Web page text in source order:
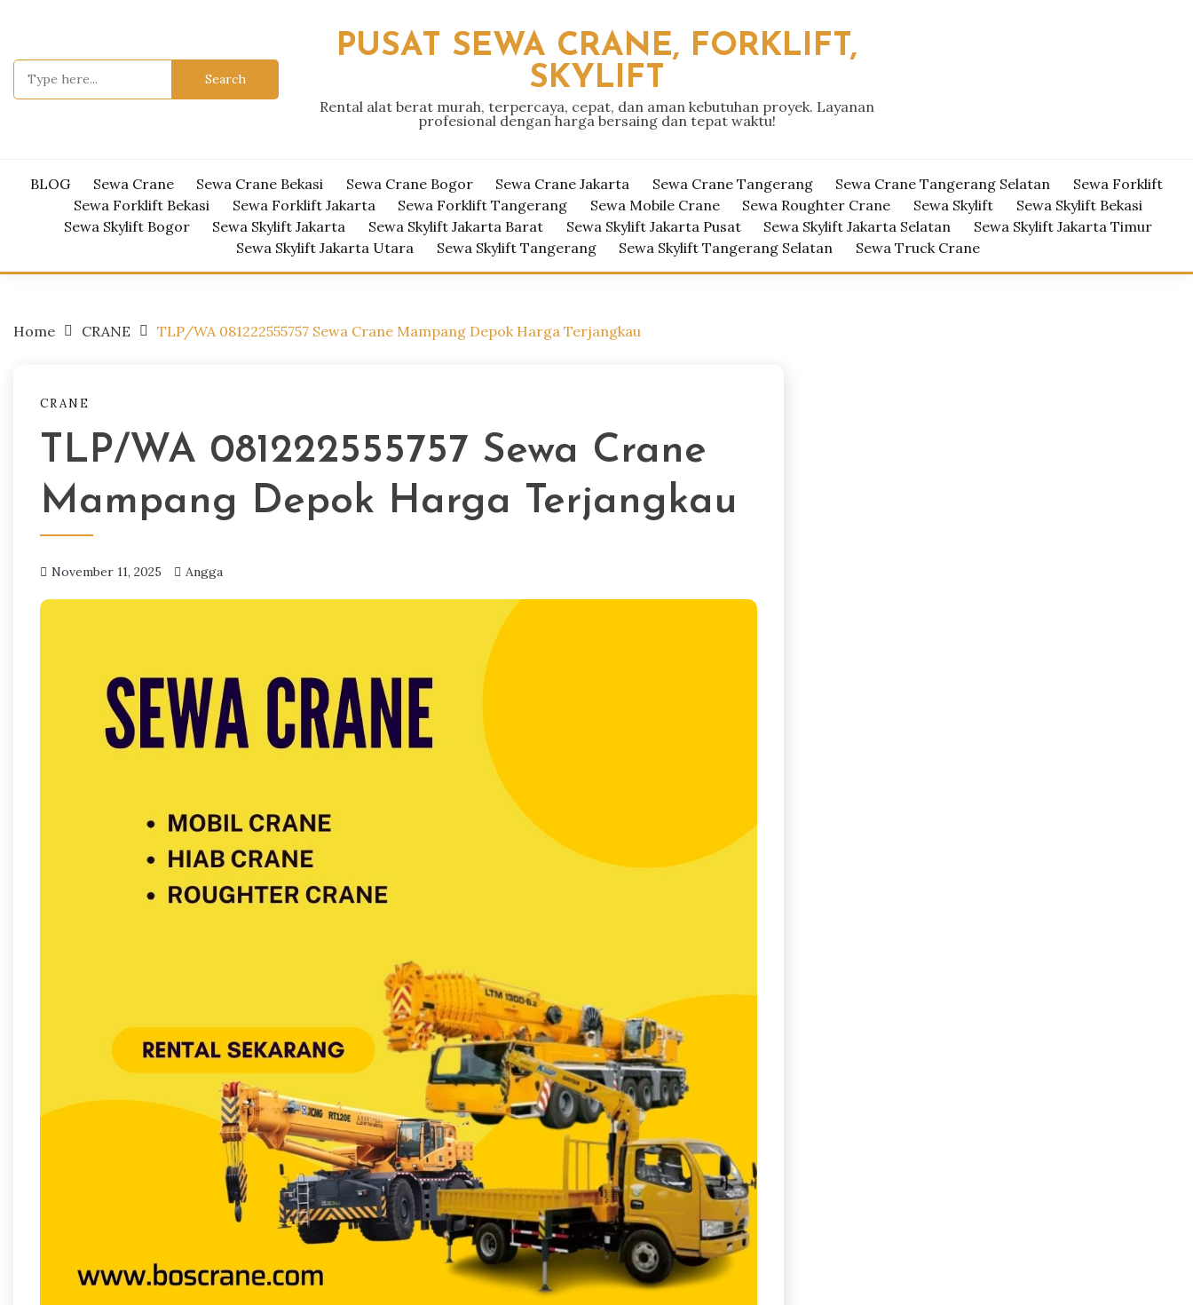
PUSAT SEWA CRANE, FORKLIFT,
SKYLIFT
Rental alat berat murah, terpercaya, cepat, dan aman kebutuhan proyek. Layanan
profesional dengan harga bersaing dan tepat waktu!
BLOG Sewa Crane Sewa Crane Bekasi Sewa Crane Bogor Sewa Crane Jakarta Sewa Crane Tangerang Sewa Crane Tangerang Selatan
Sewa Forklift
Sewa Forklift Bekasi
Sewa Forklift Jakarta Sewa Forklift Tangerang Sewa Mobile Crane Sewa Roughter Crane Sewa Skylift
Sewa Skylift Bekasi
Sewa Skylift Bogor
Sewa Skylift Jakarta Sewa Skylift Jakarta Barat Sewa Skylift Jakarta Pusat Sewa Skylift Jakarta Selatan
Sewa Skylift Jakarta Timur
Sewa Skylift Jakarta Utara
Sewa Skylift Tangerang Sewa Skylift Tangerang Selatan Sewa Truck Crane
Home CRANE TLP/WA 081222555757 Sewa Crane Mampang Depok Harga Terjangkau
CRANE
TLP/WA 081222555757 Sewa Crane
Mampang Depok Harga Terjangkau
November 11, 2025 Angga